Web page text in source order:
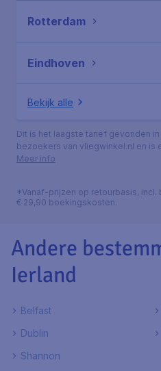
Rotterdam
Eindhoven
Bekijk alle
Dit is het laagste tarief gevonden
bezoekers van vliegwinkel.nl en is
Meer info
*Vanaf-prijzen op retourbasis,
€ 29,90 boekingskosten.
Andere
Ierland
Belfast
Dublin
Shannon